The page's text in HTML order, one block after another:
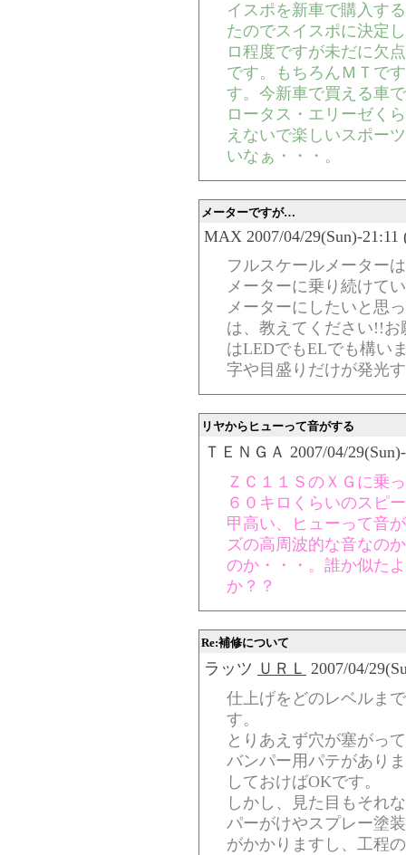
イスポを新車で購入す
たのでスイスポに決定
ロ程度ですが未だに欠
です。もちろんＭＴで
す。今新車で買える車
ロータス・エリーゼく
えないで楽しいスポー
いなぁ・・・。
メーターですが…
MAX 2007/04/29(Sun)-21:11
フルスケールメーター
メーターに乗り続けて
メーターにしたいと思
は、教えてください!!
はLEDでもELでも構い
字や目盛りだけが発光
リヤからヒューって音がする
ＴＥＮＧＡ 2007/04/
ＺＣ１１ＳのＸＧに乗
６０キロくらいのスピ
甲高い、ヒューって音
ズの高周波的な音なの
のか・・・。誰か似た
か？？
Re:補修について
ラッツ ＵＲＬ 2007/04/
仕上げをどのレベルま
す。
とりあえず穴が塞がっ
バンパー用パテがあり
しておけばOKです。
しかし、見た目もそれ
パーがけやスプレー塗
がかかりますし、工程